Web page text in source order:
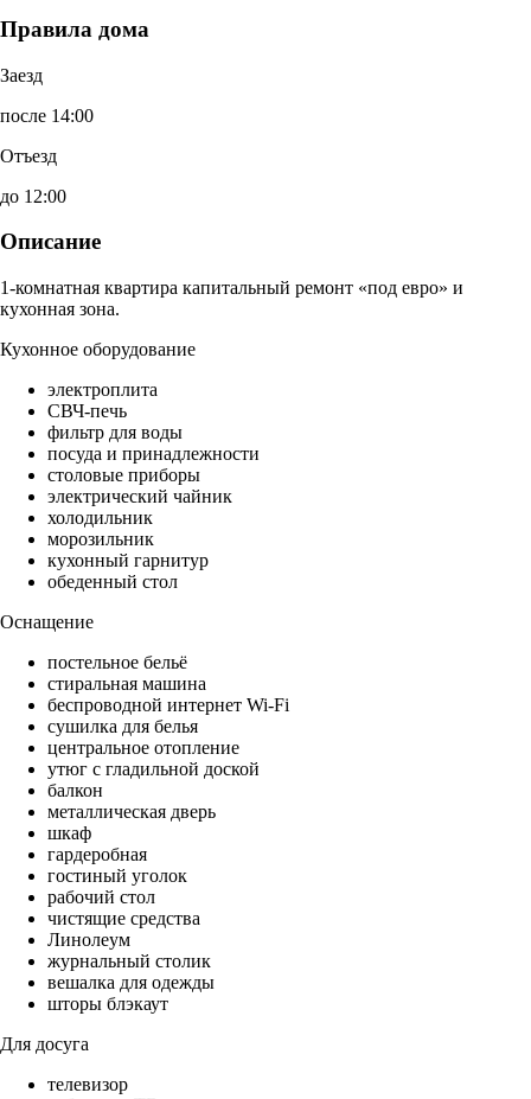
Правила дома
Заезд
после 14:00
Отъезд
до 12:00
Описание
1-комнатная квартира капитальный ремонт «под евро» и
кухонная зона.
Кухонное оборудование
электроплита
СВЧ-печь
фильтр для воды
посуда и принадлежности
столовые приборы
электрический чайник
холодильник
морозильник
кухонный гарнитур
обеденный стол
Оснащение
постельное бельё
стиральная машина
беспроводной интернет Wi-Fi
сушилка для белья
центральное отопление
утюг с гладильной доской
балкон
металлическая дверь
шкаф
гардеробная
гостиный уголок
рабочий стол
чистящие средства
Линолеум
журнальный столик
вешалка для одежды
шторы блэкаут
Для досуга
телевизор